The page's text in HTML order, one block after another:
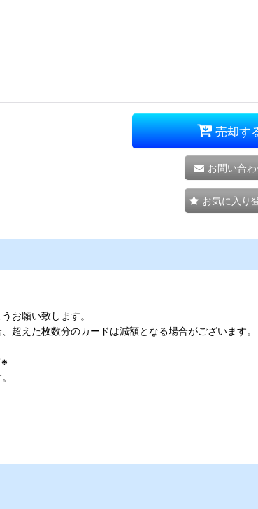
売却す
お問い合
お気に入り
お願い致します。
超えた枚数分のカードは減額となる場合がございます。